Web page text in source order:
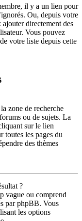
il y a un lien pour
Ou, depuis votre
directement des
Vous pouvez
votre liste depuis cette
zone de recherche
ou de sujets. La
sur le lien
toutes les pages du
des thèmes
?
vague ou comprend
par phpBB. Vous
les options